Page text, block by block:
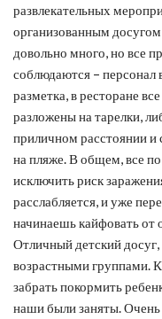
развлекательных
организованным
довольно много, но все
соблюдаются – персонал
разметка, в ресторане
разложены на тарелки,
приличном расстоянии и
на пляже. В общем, все
исключить риск
расслабляется, и уже
начинаешь кайфовать от
Отличный детский
возрастными группами.
забрать покормить
наши были заняты.